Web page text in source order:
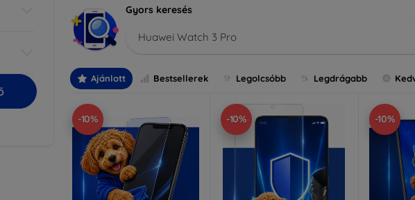
Gyors keresés
Huawei Watch 3 Pro
Ajánlott Bestsellerek Legolcsóbb Legdrágabb
-10% -10% -10%